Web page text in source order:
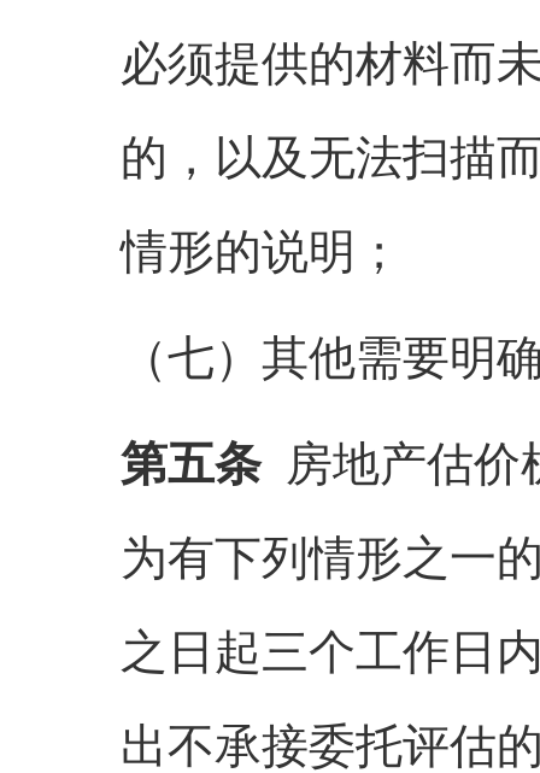
必须提供的材料而
的，以及无法扫描
情形的说明；
（七）其他需要明
第五条 房地产估价
为有下列情形之一
之日起三个工作日
出不承接委托评估